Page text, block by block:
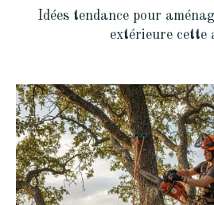
Idées tendance pour
extérieure cette